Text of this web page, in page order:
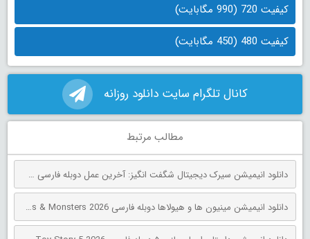
کیفیت 720 (990 مگابایت)
کیفیت 480 (450 مگابایت)
کانال تلگرام سایت دانلود روزانه
مطالب مرتبط
دانلود انیمیشن سیرک دیجیتال شگفت انگیز: آخرین عمل دوبله فارسی The Amazing Digital Circus: The Last Act 2026
دانلود انیمیشن مینیون‌ ها و هیولاها دوبله فارسی Minions & Monsters 2026